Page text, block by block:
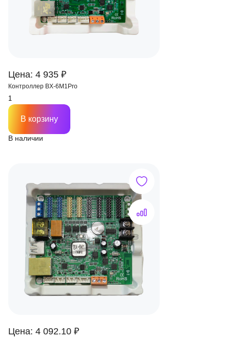
Цена: 4 935 ₽
Контроллер BX-6M1Pro
В наличии
В корзину
Цена: 4 092.10 ₽